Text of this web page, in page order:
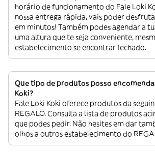
horário de funcionamento do Fale Loki
nossa entrega rápida, vais poder
em minutos! Também podes agendar a
uma altura que te seja conveniente,
estabelecimento se encontrar fechado.
Que tipo de produtos posso
Koki?
Fale Loki Koki oferece produtos da
REGALO. Consulta a lista de produtos
que podes pedir. Não hesites em dar
olhos a outros estabelecimento do